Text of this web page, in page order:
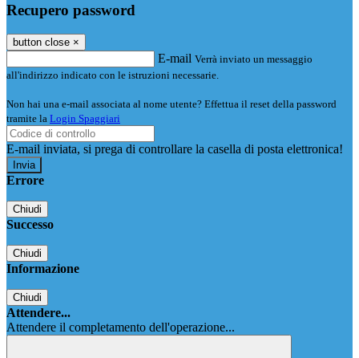
Recupero password
button close ×
E-mail Verrà inviato un messaggio
all'indirizzo indicato con le istruzioni necessarie.
Non hai una e-mail associata al nome utente? Effettua il reset della password
tramite la Login Spaggiari
E-mail inviata, si prega di controllare la casella di posta elettronica!
Errore
Chiudi
Successo
Chiudi
Informazione
Chiudi
Attendere...
Attendere il completamento dell'operazione...